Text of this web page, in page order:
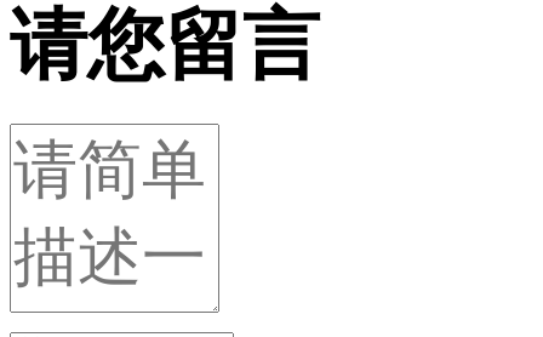
请您留言